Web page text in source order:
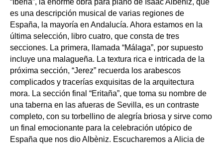
“Iberia”, la enorme obra para piano de Isaac Albéniz, que
es una descripción musical de varias regiones de
España, la mayoría en Andalucía. Ahora estamos en la
última selección, libro cuatro, que consta de tres
secciones. La primera, llamada “Málaga”, por supuesto
incluye una malagueña. La textura rica e intricada de la
próxima sección, “Jerez” recuerda los arabescos
complicados y tracerías exquisitas de la arquitectura
mora. La sección final “Eritaña”, que toma su nombre de
una taberna en las afueras de Sevilla, es un contraste
completo, con su torbellino de alegría briosa y sirve como
un final emocionante para la celebración utópico de
España que nos dio Albèniz. Escucharemos a Alicia de